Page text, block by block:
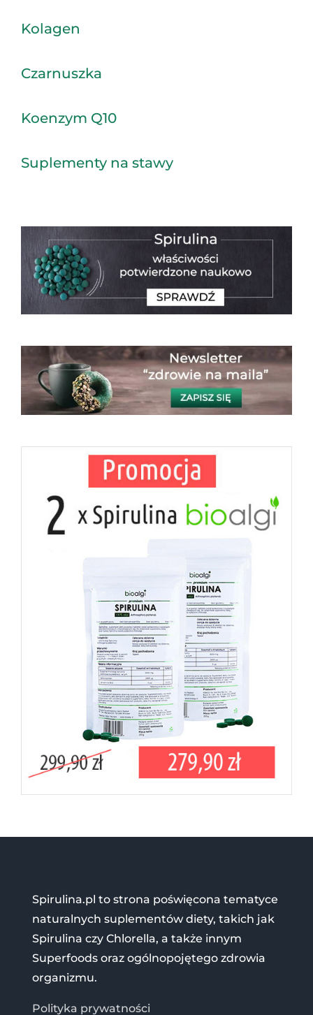
Kolagen
Czarnuszka
Koenzym Q10
Suplementy na stawy
Spirulina.pl to strona poświęcona tematyce
naturalnych suplementów diety, takich jak
Spirulina czy Chlorella, a także innym
Superfoods oraz ogólnopojętego zdrowia
organizmu.
Polityka prywatności